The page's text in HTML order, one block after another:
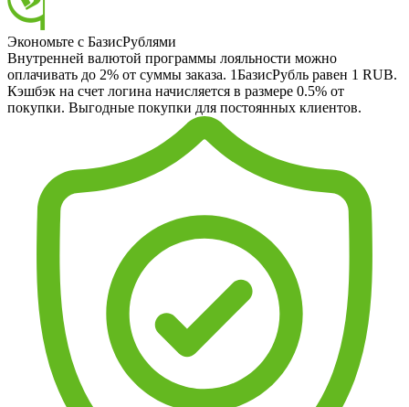
Экономьте с БазисРублями
Внутренней валютой программы лояльности можно
оплачивать до 2% от суммы заказа. 1БазисРубль равен 1 RUB.
Кэшбэк на счет логина начисляется в размере 0.5% от
покупки. Выгодные покупки для постоянных клиентов.